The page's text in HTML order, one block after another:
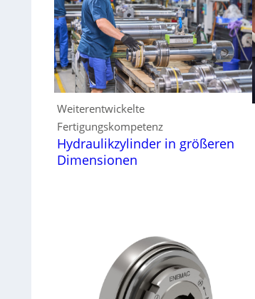
Weiterentwickelte
Fertigungskompetenz
Hydraulikzylinder in größeren
Dimensionen